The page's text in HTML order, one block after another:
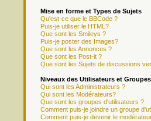
Mise en forme et Types de Sujets
Qu'est-ce que le BBCode ?
Puis-je utiliser le HTML?
Que sont les Smileys ?
Puis-je poster des Images?
Que sont les Annonces ?
Que sont les Post-it ?
Que sont les Sujets de discussions
Niveaux des Utilisateurs et Groupes
Qui sont les Administrateurs ?
Qui sont les Modérateurs?
Que sont les groupes d'utilisateurs ?
Comment puis-je joindre un groupe
Comment puis-je devenir le